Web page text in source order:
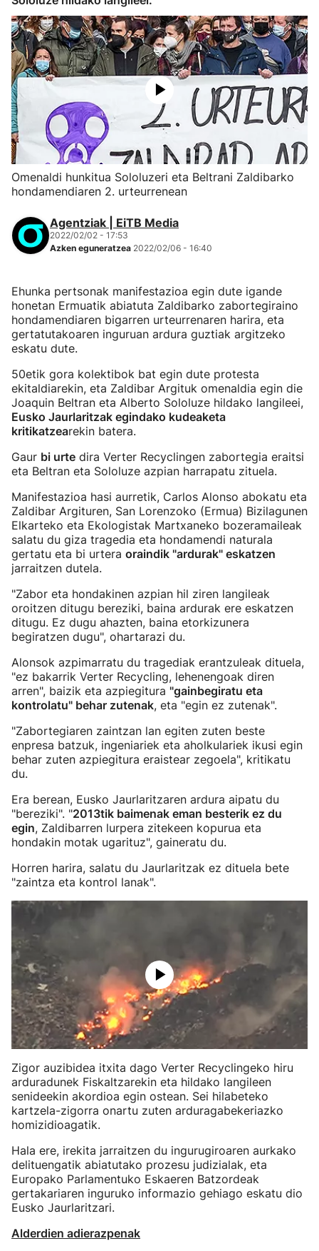
Omenaldi hunkitua Sololuzeri eta Beltrani Zaldibarko
hondamendiaren 2. urteurrenean
Agentziak | EiTB Media
2022/02/02 - 17:53
Azken eguneratzea 2022/02/06 - 16:40
Ehunka pertsonak manifestazioa egin dute igande
honetan Ermuatik abiatuta Zaldibarko zabortegiraino
hondamendiaren bigarren urteurrenaren harira, eta
gertatutakoaren inguruan ardura guztiak argitzeko
eskatu dute.
50etik gora kolektibok bat egin dute protesta
ekitaldiarekin, eta Zaldibar Argituk omenaldia egin die
Joaquin Beltran eta Alberto Sololuze hildako langileei,
Eusko Jaurlaritzak egindako kudeaketa
kritikatzearekin batera.
Gaur bi urte dira Verter Recyclingen zabortegia eraitsi
eta Beltran eta Sololuze azpian harrapatu zituela.
Manifestazioa hasi aurretik, Carlos Alonso abokatu eta
Zaldibar Argituren, San Lorenzoko (Ermua) Bizilagunen
Elkarteko eta Ekologistak Martxaneko bozeramaileak
salatu du giza tragedia eta hondamendi naturala
gertatu eta bi urtera oraindik "ardurak" eskatzen
jarraitzen dutela.
"Zabor eta hondakinen azpian hil ziren langileak
oroitzen ditugu bereziki, baina ardurak ere eskatzen
ditugu. Ez dugu ahazten, baina etorkizunera
begiratzen dugu", ohartarazi du.
Alonsok azpimarratu du tragediak erantzuleak dituela,
"ez bakarrik Verter Recycling, lehenengoak diren
arren", baizik eta azpiegitura "gainbegiratu eta
kontrolatu" behar zutenak, eta "egin ez zutenak".
"Zabortegiaren zaintzan lan egiten zuten beste
enpresa batzuk, ingeniariek eta aholkulariek ikusi egin
behar zuten azpiegitura eraistear zegoela", kritikatu
du.
Era berean, Eusko Jaurlaritzaren ardura aipatu du
"bereziki". "2013tik baimenak eman besterik ez du
egin, Zaldibarren lurpera zitekeen kopurua eta
hondakin motak ugarituz", gaineratu du.
Horren harira, salatu du Jaurlaritzak ez dituela bete
"zaintza eta kontrol lanak".
Zigor auzibidea itxita dago Verter Recyclingeko hiru
arduradunek Fiskaltzarekin eta hildako langileen
senideekin akordioa egin ostean. Sei hilabeteko
kartzela-zigorra onartu zuten arduragabekeriazko
homizidioagatik.
Hala ere, irekita jarraitzen du ingurugiroaren aurkako
delituengatik abiatutako prozesu judizialak, eta
Europako Parlamentuko Eskaeren Batzordeak
gertakariaren inguruko informazio gehiago eskatu dio
Eusko Jaurlaritzari.
Alderdien adierazpenak